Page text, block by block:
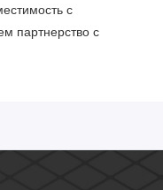
с
партнерство с
ошибки даже